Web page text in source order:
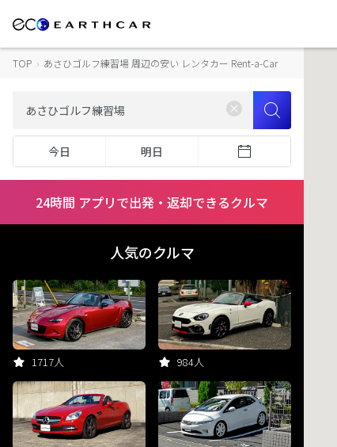
TOP › あさひゴルフ練習場 周辺の安い レンタカー Rent-a-Car
今日 明日
24時間 アプリで出発・返却できるクルマ
人気のクルマ
1717人 984人